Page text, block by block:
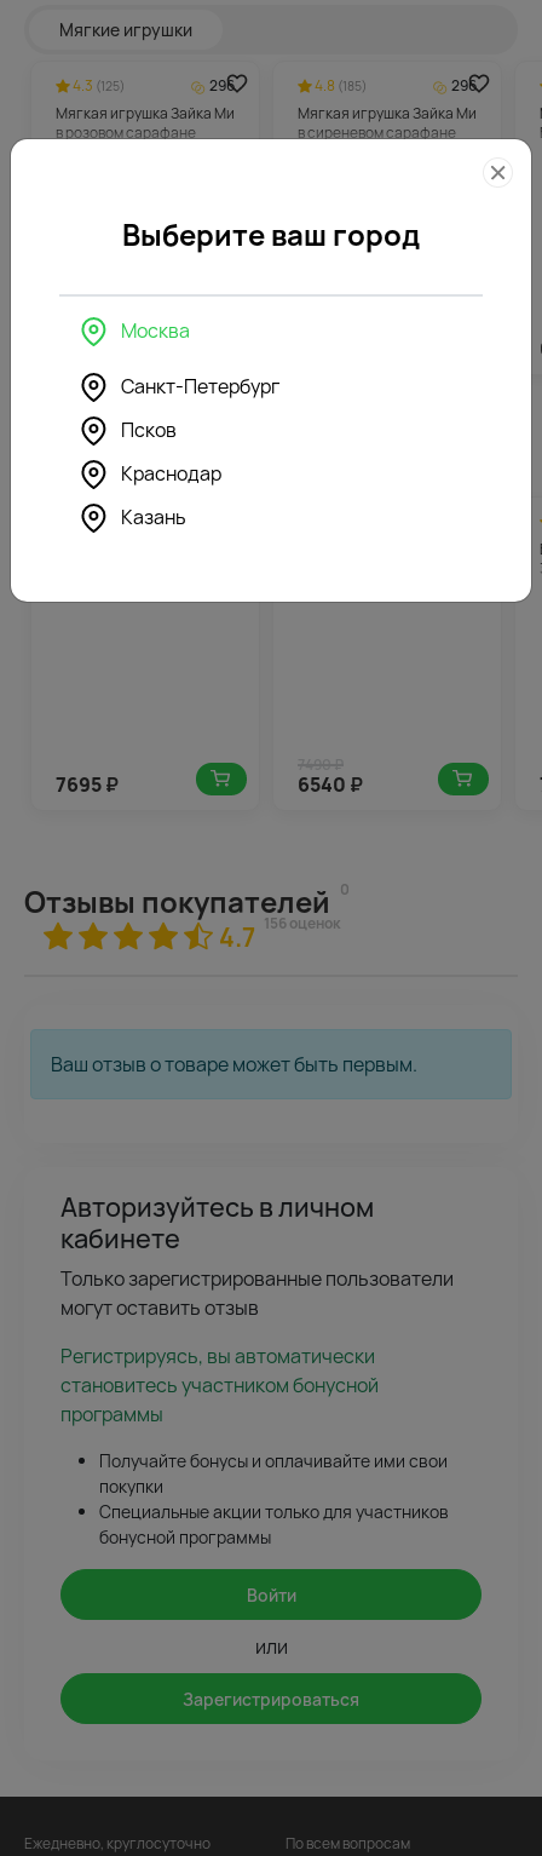
Мягкие игрушки
4.3 (125)
296
Мягкая игрушка Зайка Ми
в розовом сарафане
5912₽
4.8 (185)
296
Мягкая игрушка Зайка Ми
в сиреневом сарафане
Похожие товары
4.6(156)
7695₽ 6540 ₽
Отзывы покупателей 0
4.7 156 оценок
Ваш отзыв о товаре может быть первым.
Авторизуйтесь в личном
кабинете
Только зарегистрированные пользователи
могут оставить отзыв
Регистрируясь, вы автоматически
становитесь участником бонусной
программы
Получайте бонусы и оплачивайте ими свои
покупки
Специальные акции только для участников
бонусной программы
Войти
или
Зарегистрироваться
Ежедневно, круглосуточно По всем вопросам
Выберите ваш город
Москва
Санкт-Петербург
Псков
Краснодар
Казань